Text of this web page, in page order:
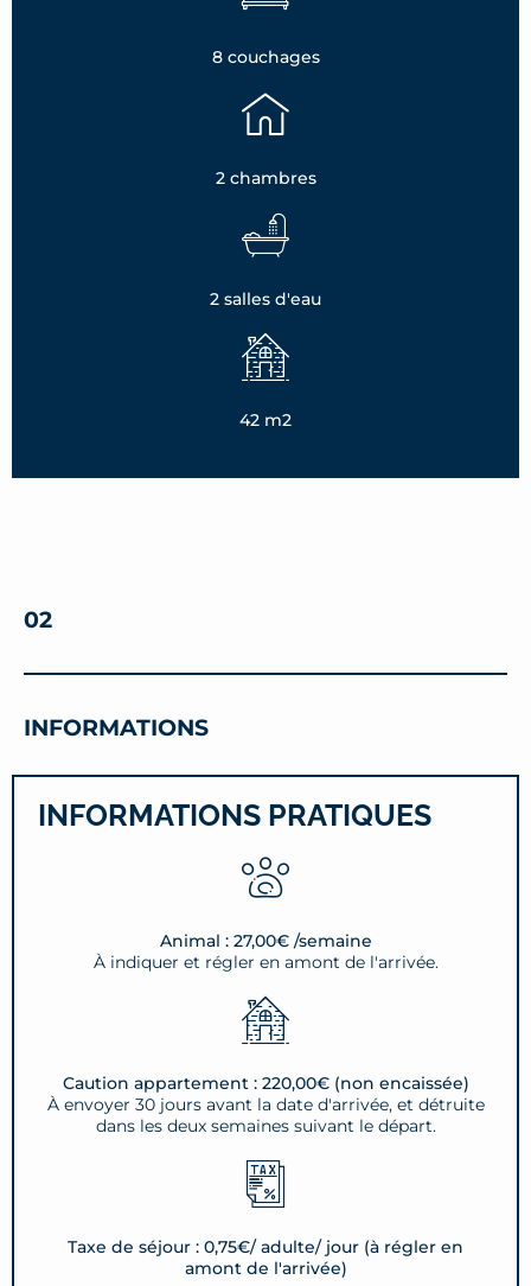
8 couchages
2 chambres
2 salles d'eau
42 m2
02
INFORMATIONS
INFORMATIONS PRATIQUES
Animal : 27,00€ /semaine
À indiquer et régler en amont de l'arrivée.
Caution appartement : 220,00€ (non encaissée)
À envoyer 30 jours avant la date d'arrivée, et détruite
dans les deux semaines suivant le départ.
Taxe de séjour : 0,75€/ adulte/ jour (à régler en
amont de l'arrivée)